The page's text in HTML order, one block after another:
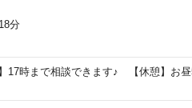
分
時まで相談できます♪ 【休憩】お昼